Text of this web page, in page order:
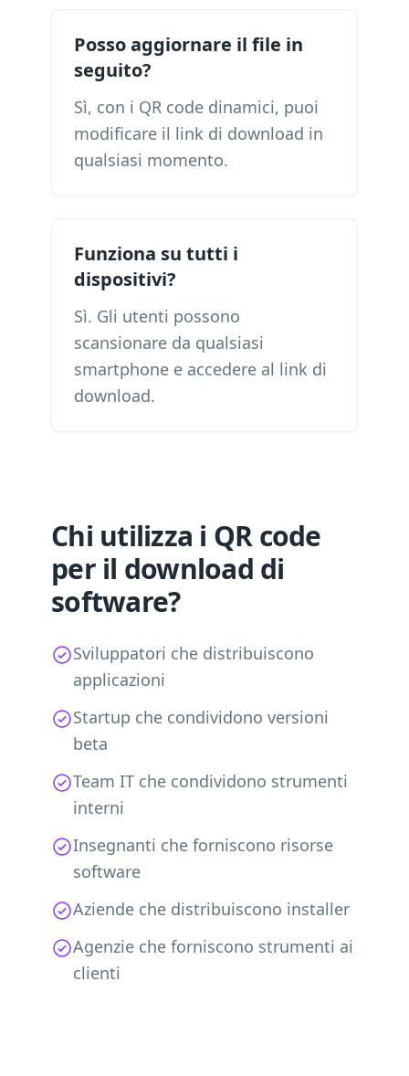
Posso aggiornare il file in
seguito?
Sì, con i QR code dinamici, puoi
modificare il link di download in
qualsiasi momento.
Funziona su tutti i
dispositivi?
Sì. Gli utenti possono
scansionare da qualsiasi
smartphone e accedere al link di
download.
Chi utilizza i QR code
per il download di
software?
Sviluppatori che distribuiscono
applicazioni
Startup che condividono versioni
beta
Team IT che condividono strumenti
interni
Insegnanti che forniscono risorse
software
Aziende che distribuiscono installer
Agenzie che forniscono strumenti ai
clienti